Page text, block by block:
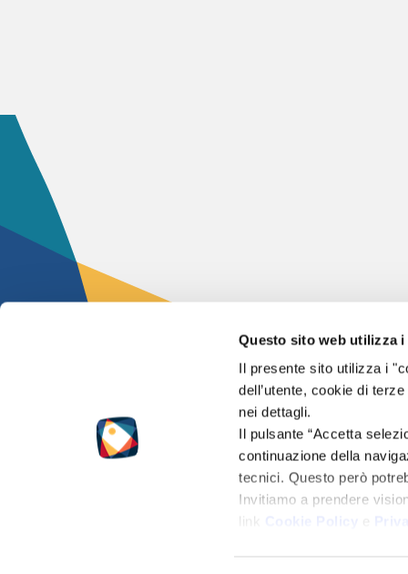
Questo sito web utilizza i
Il presente sito utilizza i
dell’utente, cookie di
nei dettagli.
Il pulsante “Accetta
continuazione della
tecnici. Questo però
Invitiamo a prendere
2024 – ©
Tutti i diritti sono
Partita IVA
Cap.soc. 50.000
Reg. Impr. di Pisa